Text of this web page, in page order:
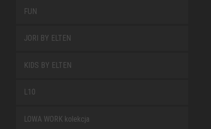
FUN
JORI BY ELTEN
KIDS BY ELTEN
L10
LOWA WORK kolekcja